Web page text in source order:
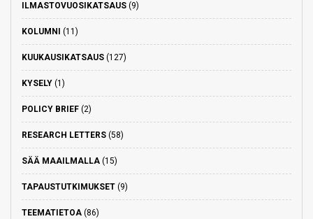
ILMASTOVUOSIKATSAUS (9)
KOLUMNI (11)
KUUKAUSIKATSAUS (127)
KYSELY (1)
POLICY BRIEF (2)
RESEARCH LETTERS (58)
SÄÄ MAAILMALLA (15)
TAPAUSTUTKIMUKSET (9)
TEEMATIETOA (86)